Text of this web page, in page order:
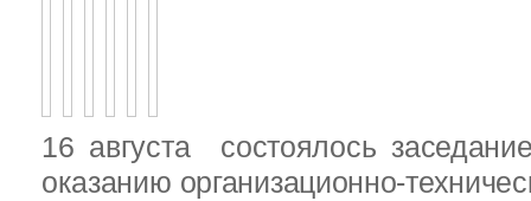
16 августа состоялось
оказанию организационно-